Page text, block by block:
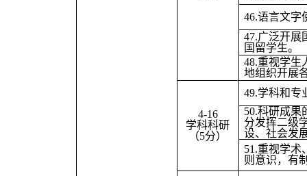
46.语言文字
47.广泛开展
国留学生。
48.重视学生
地组织开展
4-16
学科科研
（5分）
49.学科和专
50.科研成果
分发挥二级
设、社会发
51.重视学术
则意识，有